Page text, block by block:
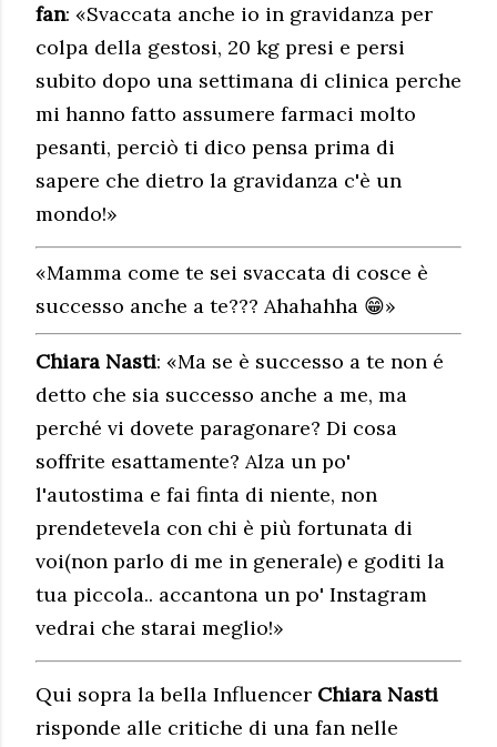
fan: «Svaccata anche io in gravidanza per
colpa della gestosi, 20 kg presi e persi
subito dopo una settimana di clinica perche
mi hanno fatto assumere farmaci molto
pesanti, perciò ti dico pensa prima di
sapere che dietro la gravidanza c'è un
mondo!»
«Mamma come te sei svaccata di cosce è
successo anche a te??? Ahahahha 😁»
Chiara Nasti: «Ma se è successo a te non é
detto che sia successo anche a me, ma
perché vi dovete paragonare? Di cosa
soffrite esattamente? Alza un po'
l'autostima e fai finta di niente, non
prendetevela con chi è più fortunata di
voi(non parlo di me in generale) e goditi la
tua piccola.. accantona un po' Instagram
vedrai che starai meglio!»
Qui sopra la bella Influencer Chiara Nasti
risponde alle critiche di una fan nelle